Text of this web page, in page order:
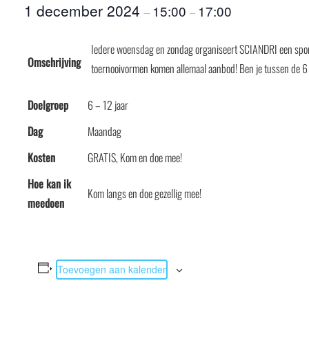
1 december 2024 – 15:00 – 17:00
Omschrijving
Iedere woensdag en zondag organiseert SCIANDRI een
toernooivormen komen allemaal aanbod! Ben je tussen de
Doelgroep
6 – 12 jaar
Dag
Maandag
Kosten
GRATIS, Kom en doe mee!
Hoe kan ik
meedoen
Kom langs en doe gezellig mee!
Toevoegen aan kalender